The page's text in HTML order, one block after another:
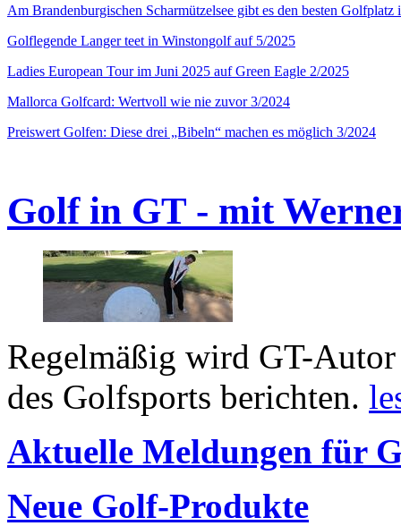
Am Brandenburgischen Scharmützelsee gibt es den besten
Golflegende Langer teet in Winstongolf auf 5/2025
Ladies European Tour im Juni 2025 auf Green Eagle 2/2025
Mallorca Golfcard: Wertvoll wie nie zuvor 3/2024
Preiswert Golfen: Diese drei „Bibeln“ machen es möglich 3/2024
Golf in GT - mit
Regelmäßig wird GT-
des Golfsports berichten.
Aktuelle Meldungen für
Neue Golf-Produkte